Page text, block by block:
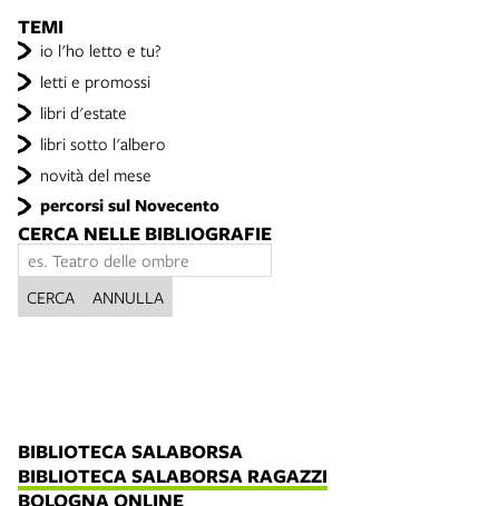
TEMI
io l'ho letto e tu?
letti e promossi
libri d'estate
libri sotto l'albero
novità del mese
percorsi sul Novecento
CERCA NELLE BIBLIOGRAFIE
CERCA ANNULLA
BIBLIOTECA SALABORSA
BIBLIOTECA SALABORSA RAGAZZI
BOLOGNA ONLINE